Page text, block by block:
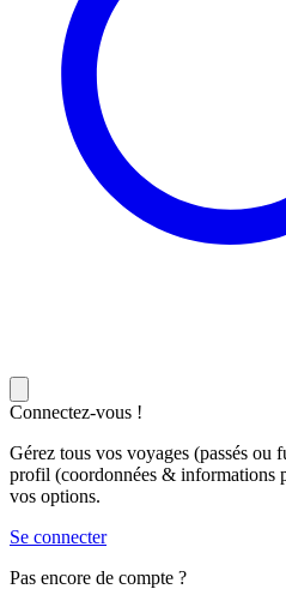
Connectez-vous !
Gérez tous vos voyages (passés ou
profil (coordonnées & informations
vos options.
Se connecter
Pas encore de compte ?